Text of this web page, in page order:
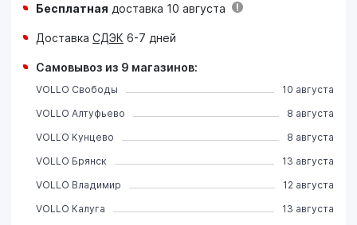
Бесплатная доставка 10 августа
Доставка СДЭК 6-7 дней
Самовывоз из 9 магазинов:
VOLLO Свободы
10 августа
VOLLO Алтуфьево
8 августа
VOLLO Кунцево
8 августа
VOLLO Брянск
13 августа
VOLLO Владимир
12 августа
VOLLO Калуга
13 августа